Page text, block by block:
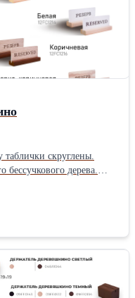
скруглены.
бессучкового дерева.
для общепита
просматривается
для заведений
Деревяшкино